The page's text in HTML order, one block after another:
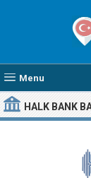
Menu
HALK BANK